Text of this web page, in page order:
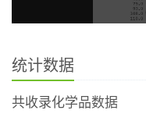
统计数据
共收录化学品数据